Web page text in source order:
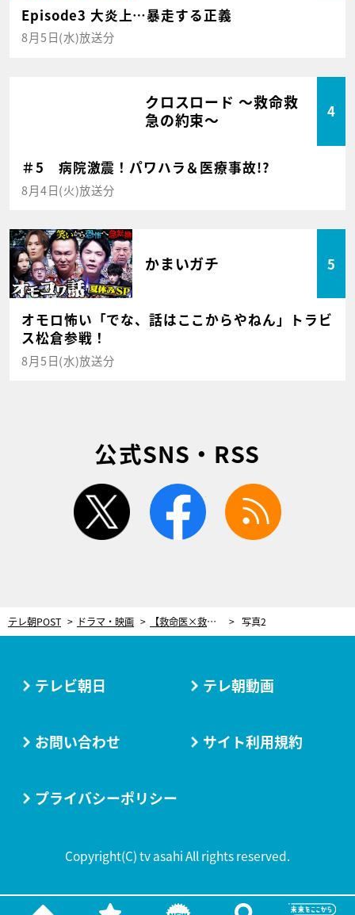
Episode3 大炎上…暴走する正義
8月5日(水)放送分
クロスロード ～救命救
急の約束～
4
＃5 病院激震！パワハラ＆医療事故!?
8月4日(火)放送分
かまいガチ 5
オモロ怖い「でな、話はここからやねん」トラビ
ス松倉参戦！
8月5日(水)放送分
公式SNS・RSS
twitter facebook
テレ朝POST ドラマ・映画 【救命医×救急隊員×警察官】命を繋ぐ3人の絆へ「キャラがすごく良い」新感覚クロス医療ドラマ『クロスロード』にほっこり 写真2
テレビ朝日 テレ朝動画
お問い合わせ サイト利用規約
プライバシーポリシー
Copyright(C) tv asahi All rights reserved.